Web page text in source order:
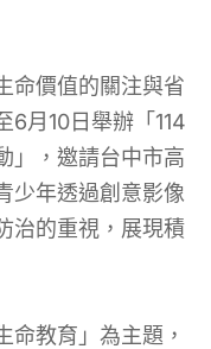
命價值的關注與省
6月10日舉辦「114
」，邀請台中市高
少年透過創意影像
治的重視，展現積
命教育」為主題，